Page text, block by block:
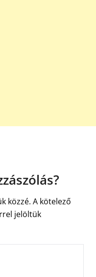
közzé. A kötelező
jelöltük